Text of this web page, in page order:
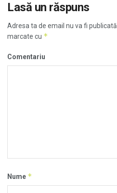
Lasă un răspuns
Adresa ta de email nu va fi publicată.
marcate cu *
Comentariu
Nume *